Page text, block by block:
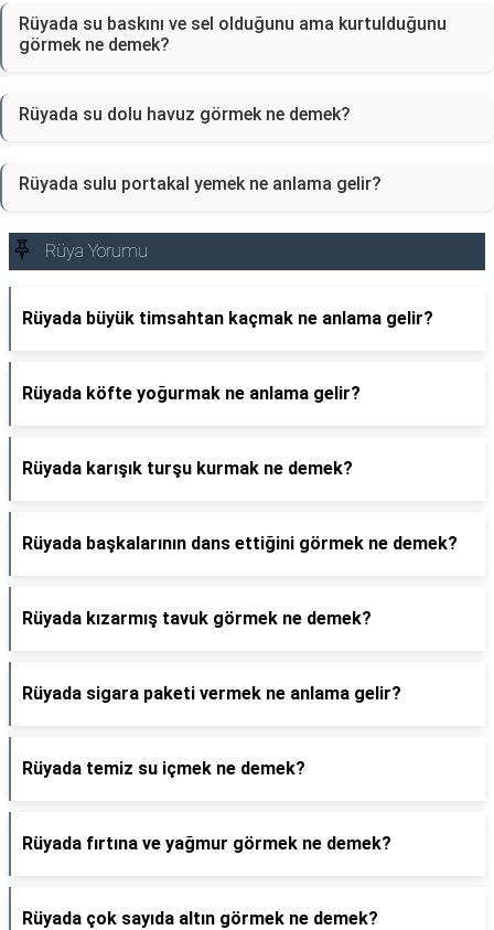
Rüyada su baskını ve sel olduğunu ama kurtulduğunu
görmek ne demek?
Rüyada su dolu havuz görmek ne demek?
Rüyada sulu portakal yemek ne anlama gelir?
Rüya Yorumu
Rüyada büyük timsahtan kaçmak ne anlama gelir?
Rüyada köfte yoğurmak ne anlama gelir?
Rüyada karışık turşu kurmak ne demek?
Rüyada başkalarının dans ettiğini görmek ne demek?
Rüyada kızarmış tavuk görmek ne demek?
Rüyada sigara paketi vermek ne anlama gelir?
Rüyada temiz su içmek ne demek?
Rüyada fırtına ve yağmur görmek ne demek?
Rüyada çok sayıda altın görmek ne demek?